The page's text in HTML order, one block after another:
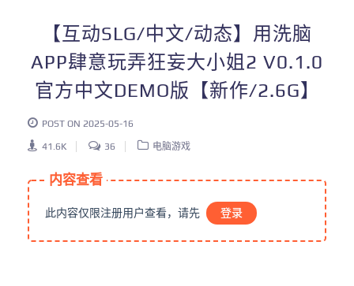
【互动SLG/中文/动态】用洗脑
APP肆意玩弄狂妄大小姐2 V0.1.0
官方中文DEMO版【新作/2.6G】
POST ON 2025-05-16
41.6K 36 电脑游戏
内容查看
此内容仅限注册用户查看，请先 登录